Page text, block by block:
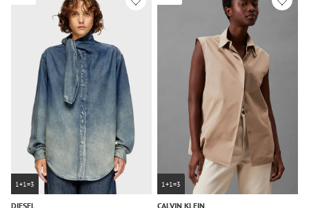
1+1=3
DIESEL
1+1=3
CALVIN KLEIN